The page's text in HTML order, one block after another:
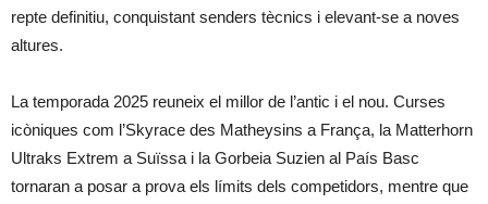
repte definitiu, conquistant senders tècnics i elevant-se a noves
altures.
La temporada 2025 reuneix el millor de l’antic i el nou. Curses
icòniques com l’Skyrace des Matheysins a França, la Matterhorn
Ultraks Extrem a Suïssa i la Gorbeia Suzien al País Basc
tornaran a posar a prova els límits dels competidors, mentre que